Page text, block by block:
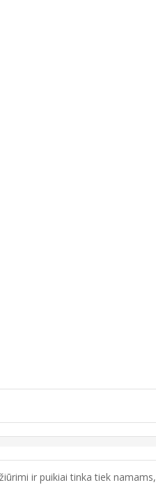
ir puikiai tinka tiek